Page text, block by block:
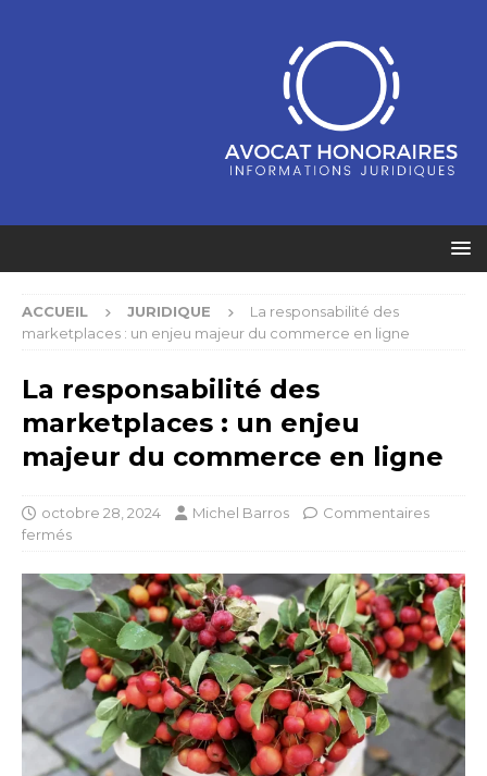
ACCUEIL JURIDIQUE
La responsabilité des
marketplaces : un enjeu majeur du commerce en ligne
La responsabilité des
marketplaces : un enjeu
majeur du commerce en ligne
octobre 28, 2024 Michel Barros
Commentaires
fermés